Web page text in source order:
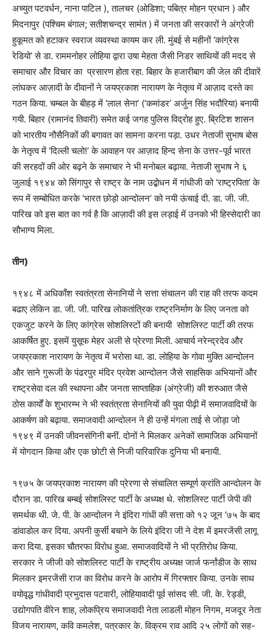
अच्युत पटवर्धन, नाना पाटिल ), तालचर (ओडिशा; पबित्र मोहन प्रधान ) और
मिदनापुर (पश्चिम बंगाल; सतीशचन्द्र सामंत ) में जनता की सरकारों ने अंग्रेजी
हुकूमत को हटाकर स्वराज व्यवस्था कायम कर ली. मुंबई से महीनों ‘कांग्रेस
रेडियो’ से डा. राममनोहर लोहिया द्वारा उषा मेहता जैसी निडर साथियों की मदद से
समाचार और विचार का प्रसारण होता रहा. बिहार के हजारीबाग की जेल की दीवारें
लांघकर आज़ादी के दीवानों ने जयप्रकाश नारायण के नेतृत्व में आज़ाद दस्ते का
गठन किया. चम्बल के बीहड़ में ‘लाल सेना’ (‘कमांडर’ अर्जुन सिंह भदौरिया) बनायी
गयी. बिहार (रामानंद तिवारी) समेत कई जगह पुलिस विद्रोह हुए. ब्रिटिश शासन
को भारतीय नौसैनिकों की बगावत का सामना करना पड़ा. उधर नेताजी सुभाष बोस
के नेतृत्व में ‘दिल्ली चलो!’ के आवाहन पर आज़ाद हिन्द सेना के उत्तर-पूर्व भारत
की सरहदों की ओर बढ़ने के समाचार ने भी मनोबल बढ़ाया. नेताजी सुभाष ने ६
जुलाई १९४४ को सिंगापुर से राष्ट्र के नाम उद्बोधन में गांधीजी को ‘राष्ट्रपिता’ के
रूप में सम्बोधित करके ‘भारत छोड़ो आन्दोलन’ को नयी ऊंचाई दी. डा. जी. जी.
पारिख को इस बात का गर्व है कि आज़ादी की इस लड़ाई में उनको भी हिस्सेदारी का
सौभाग्य मिला.
तीन)
१९४८ में अधिकाँश स्वतंत्रता सेनानियों ने सत्ता संचालन की राह की तरफ कदम
बढाए लेकिन डा. जी. जी. पारिख लोकतांत्रिक राष्ट्रनिर्माण के लिए जनता को
एकजुट करने के लिए कांग्रेस सोशलिस्टों की बनायी सोशलिस्ट पार्टी की तरफ
आकर्षित हुए. इसमें युसूफ मेहर अली से प्रेरणा मिली. आचार्य नरेन्द्रदेव और
जयप्रकाश नारायण के नेतृत्व में भरोसा था. डा. लोहिया के गोवा मुक्ति आन्दोलन
और साने गुरूजी के पंढरपुर मंदिर प्रवेश आन्दोलन जैसे साहसिक अभियानों और
राष्ट्रसेवा दल की स्थापना और जनता साप्ताहिक (अंग्रेजी) की शरुआत जैसे
ठोस कार्यों के शुभारम्भ ने भी स्वतंत्रता सेनानियों की युवा पीढ़ी में समाजवादियों के
आकर्षण को बढ़ाया. समाजवादी आन्दोलन ने ही उन्हें मंगला ताई से जोड़ा जो
१९४९ में उनकी जीवनसंगिनी बनीं. दोनों ने मिलकर अनेकों सामाजिक अभियानों
में योगदान किया और एक छोटी से निजी पारिवारिक दुनिया भी बनायी.
१९७५ के जयप्रकाश नारायण की प्रेरणा से संचालित सम्पूर्ण क्रांति आन्दोलन के
दौरान डा. पारिख बम्बई सोशलिस्ट पार्टी के अध्यक्ष थे. सोशलिस्ट पार्टी जेपी की
समर्थक थी. जे. पी. के आन्दोलन ने इंदिरा गांधी की सत्ता को १२ जून ’७५ के बाद
डांवाडोल कर दिया. अपनी कुर्सी बचाने के लिये इंदिरा जी ने देश में इमरजेंसी लागू
करा दिया. इसका चौतरफा विरोध हुआ. समाजवादियों ने भी प्रतिरोध किया.
सरकार ने जीजी को सोशलिस्ट पार्टी के राष्ट्रीय अध्यक्ष जार्ज फर्नांडीज के साथ
मिलकर इमरजेंसी राज का विरोध करने के आरोप में गिरफ्तार किया. उनके साथ
वयोवृद्ध गांधीवादी प्रभुदास पटवारी, लोहियावादी पूर्व सांसद सी. जी. के. रेड्डी,
उद्योगपति वीरेन शाह, लोकप्रिय समाजवादी नेता लाडली मोहन निगम, मजदूर नेता
विजय नारायण, कवि कमलेश, पत्रकार के. विक्रम राव आदि २५ लोगों को सह-